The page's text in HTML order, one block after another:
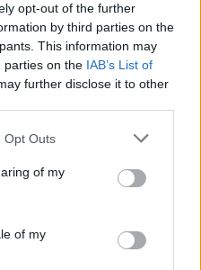
opt-out of the further
by third parties on the
This information may
parties on the IAB’s List of
further disclose it to other
Opt Outs
of my
of my
ja rankkarikisassa –
suureksi sankariksi